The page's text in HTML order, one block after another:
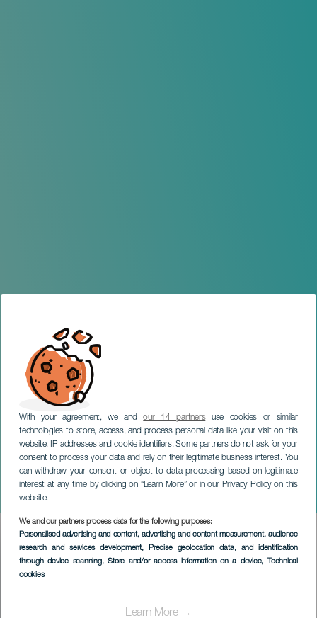
With your agreement, we andour 14 partnersuse cookies or similar
technologies to store, access, and process personal data like your visit on this
website, IP addresses and cookie identifiers. Some partners do not ask for your
consent to process your data and rely on their legitimate business interest. You
can withdraw your consent or object to data processing based on legitimate
interest at any time by clicking on “Learn More” or in our Privacy Policy on this
website.
We and our partners process data for the following purposes:
Personalised advertising and content, advertising and content measurement, audience
research and services development, Precise geolocation data, and identification
through device scanning, Store and/or access information on a device, Technical
cookies
Learn More →
The Vinyl is hot
TENERIFE
Imagen
Listado